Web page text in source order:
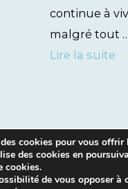
continue à
malgré tout
Lire la suite
cookies pour vous offrir
des cookies en
cookies.
de vous opposer